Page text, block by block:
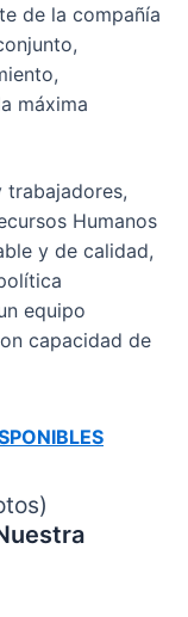
de la compañía
máxima
trabajadores,
Humanos
y de calidad,
equipo
capacidad de